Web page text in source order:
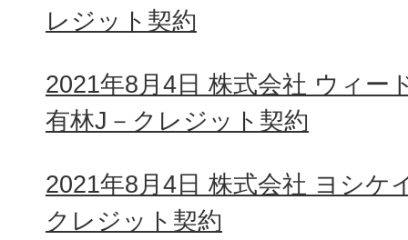
レジット契約
2021年8月4日 株式会社 ウィー
有林J－クレジット契約
2021年8月4日 株式会社 ヨシケ
クレジット契約